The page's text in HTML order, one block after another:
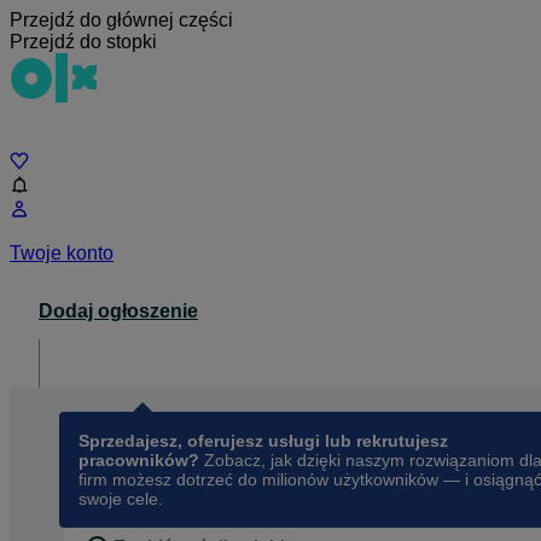
Przejdź do głównej części
Przejdź do stopki
Twoje konto
Dodaj ogłoszenie
Sprzedajesz, oferujesz usługi lub rekrutujesz
pracowników? Zobacz, jak dzięki naszym rozwiązaniom dla
firm możesz dotrzeć do milionów użytkowników — i osiągnąć
swoje cele.